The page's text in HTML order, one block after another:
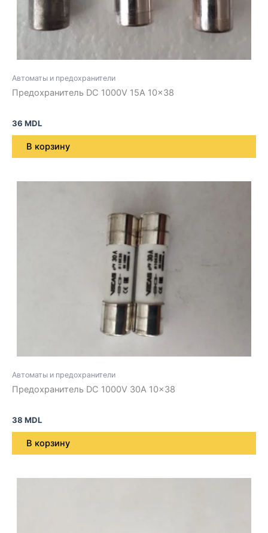
Автоматы и предохранители
Предохранитель DC 1000V 15A 10×38
36 MDL
В корзину
Автоматы и предохранители
Предохранитель DC 1000V 30A 10×38
38 MDL
В корзину